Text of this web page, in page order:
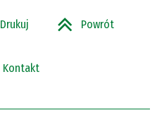
Drukuj Powrót
Kontakt